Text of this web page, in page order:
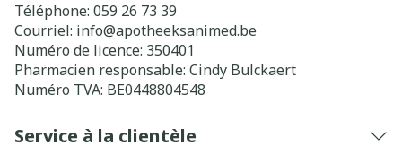
Téléphone: 059 26 73 39
Courriel: info@apotheeksanimed.be
Numéro de licence: 350401
Pharmacien responsable: Cindy Bulckaert
Numéro TVA: BE0448804548
Service à la clientèle